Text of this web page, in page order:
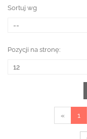
Sortuj wg
Pozycji na stronę:
« 1